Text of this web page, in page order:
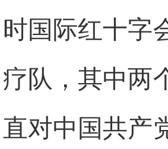
时国际红十字
疗队，其中两
直对中国共产